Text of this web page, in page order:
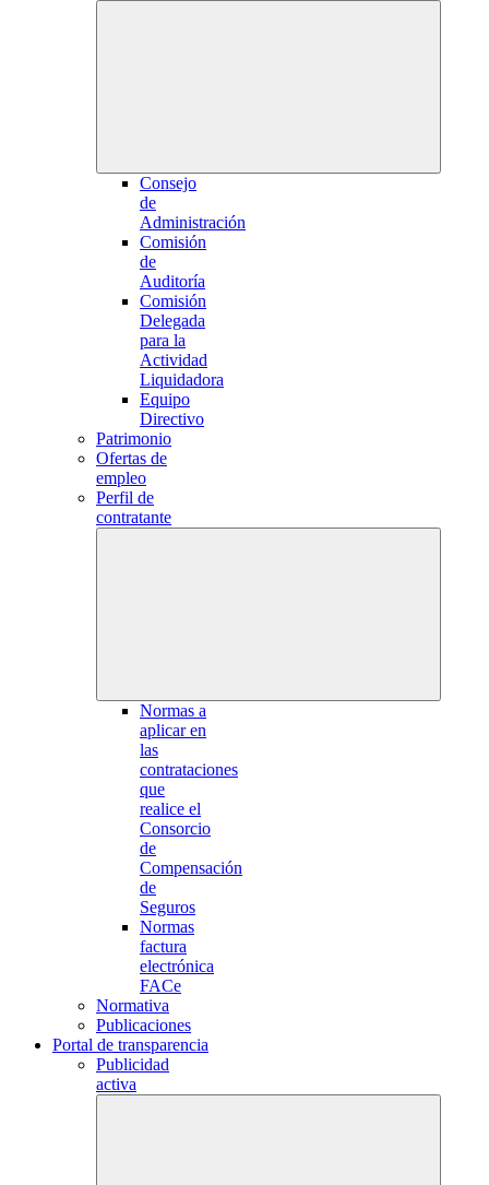
Consejo
de
Administración
Comisión
de
Auditoría
Comisión
Delegada
para la
Actividad
Liquidadora
Equipo
Directivo
Patrimonio
Ofertas de
empleo
Perfil de
contratante
Normas a
aplicar en
las
contrataciones
que
realice el
Consorcio
de
Compensación
de
Seguros
Normas
factura
electrónica
FACe
Normativa
Publicaciones
Portal de transparencia
Publicidad
activa